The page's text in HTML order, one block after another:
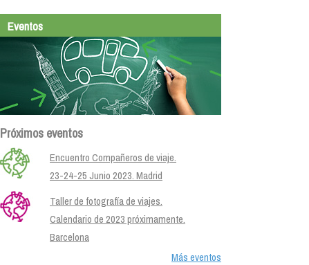
Eventos
Próximos eventos
Encuentro Compañeros de viaje.
23-24-25 Junio 2023. Madrid
Taller de fotografía de viajes.
Calendario de 2023 próximamente.
Barcelona
Más eventos